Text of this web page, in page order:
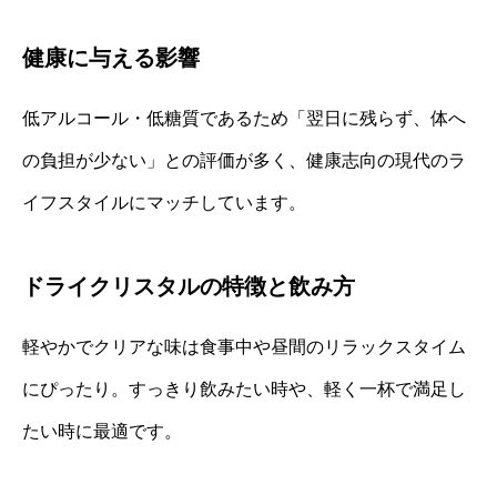
健康に与える影響
低アルコール・低糖質であるため「翌日に残らず、体へ
の負担が少ない」との評価が多く、健康志向の現代のラ
イフスタイルにマッチしています。
ドライクリスタルの特徴と飲み方
軽やかでクリアな味は食事中や昼間のリラックスタイム
にぴったり。すっきり飲みたい時や、軽く一杯で満足し
たい時に最適です。